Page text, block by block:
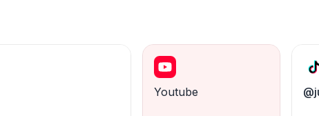
Youtube